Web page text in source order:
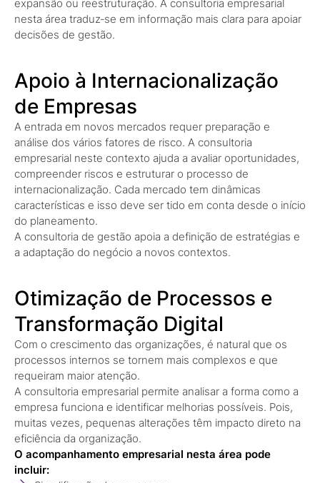
expansão ou reestruturação. A consultoria empresarial
nesta área traduz‑se em informação mais clara para apoiar
decisões de gestão.
Apoio à Internacionalização
de Empresas
A entrada em novos mercados requer preparação e
análise dos vários fatores de risco. A consultoria
empresarial neste contexto ajuda a avaliar oportunidades,
compreender riscos e estruturar o processo de
internacionalização. Cada mercado tem dinâmicas
características e isso deve ser tido em conta desde o início
do planeamento.
A consultoria de gestão apoia a definição de estratégias e
a adaptação do negócio a novos contextos.
Otimização de Processos e
Transformação Digital
Com o crescimento das organizações, é natural que os
processos internos se tornem mais complexos e que
requeiram maior atenção.
A consultoria empresarial permite analisar a forma como a
empresa funciona e identificar melhorias possíveis. Pois,
muitas vezes, pequenas alterações têm impacto direto na
eficiência da organização.
O acompanhamento empresarial nesta área pode
incluir: